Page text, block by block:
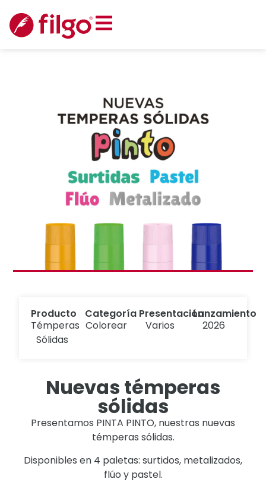
Nuevas témperas
sólidas
Presentamos PINTA PINTO, nuestras nuevas
témperas sólidas.
Disponibles en 4 paletas: surtidos, metalizados,
flúo y pastel.
Producto
Témperas
Sólidas
Categoría
Colorear
Presentación
Varios
Lanzamiento
2026